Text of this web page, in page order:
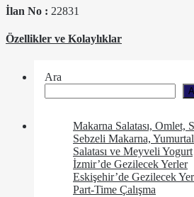
İlan No : 22831
Özellikler ve Kolaylıklar
Ara
Makarna Salatası, Omlet,
Sebzeli Makarna,
Salatası ve Meyveli Yogurt
İzmir’de Gezilecek Yerler
Eskişehir’de Gezilecek
Part-Time Çalışma